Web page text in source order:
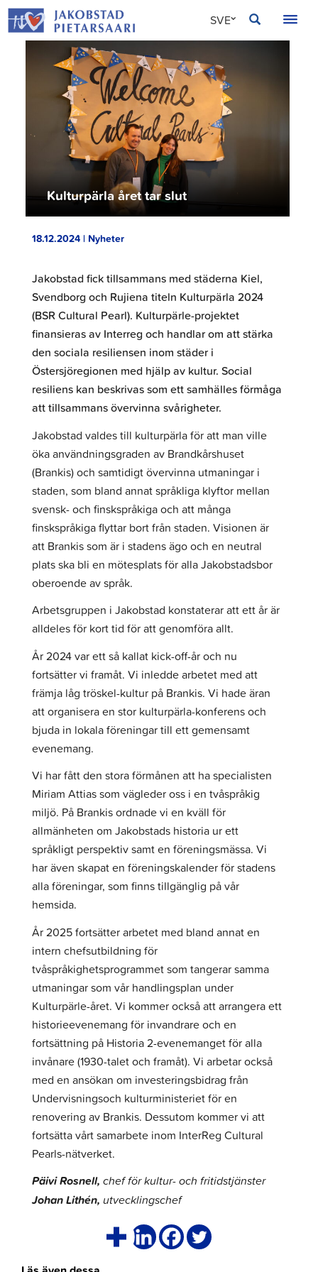
Hoppa
till
innehållet
SVE
ENG
Kulturpärla året tar slut
18.12.2024 | Nyheter
Jakobstad fick tillsammans med städerna Kiel,
Svendborg och Rujiena titeln Kulturpärla 2024
(BSR Cultural Pearl). Kulturpärle-projektet
finansieras av Interreg och handlar om att stärka
den sociala resiliensen inom städer i
Östersjöregionen med hjälp av kultur. Social
resiliens kan beskrivas som ett samhälles förmåga
att tillsammans övervinna svårigheter.
Jakobstad valdes till kulturpärla för att man ville
öka användningsgraden av Brandkårshuset
(Brankis) och samtidigt övervinna utmaningar i
staden, som bland annat språkliga klyftor mellan
svensk- och finskspråkiga och att många
finskspråkiga flyttar bort från staden. Visionen är
att Brankis som är i stadens ägo och en neutral
plats ska bli en mötesplats för alla Jakobstadsbor
oberoende av språk.
Arbetsgruppen i Jakobstad konstaterar att ett år är
alldeles för kort tid för att genomföra allt.
År 2024 var ett så kallat kick-off-år och nu
fortsätter vi framåt. Vi inledde arbetet med att
främja låg tröskel-kultur på Brankis. Vi hade äran
att organisera en stor kulturpärla-konferens och
bjuda in lokala föreningar till ett gemensamt
evenemang.
Vi har fått den stora förmånen att ha specialisten
Miriam Attias som vägleder oss i en tvåspråkig
miljö. På Brankis ordnade vi en kväll för
allmänheten om Jakobstads historia ur ett
språkligt perspektiv samt en föreningsmässa. Vi
har även skapat en föreningskalender för stadens
alla föreningar, som finns tillgänglig på vår
hemsida.
År 2025 fortsätter arbetet med bland annat en
intern chefsutbildning för
tvåspråkighetsprogrammet som tangerar samma
utmaningar som vår handlingsplan under
Kulturpärle-året. Vi kommer också att arrangera ett
historieevenemang för invandrare och en
fortsättning på Historia 2-evenemanget för alla
invånare (1930-talet och framåt). Vi arbetar också
med en ansökan om investeringsbidrag från
Undervisningsoch kulturministeriet för en
renovering av Brankis. Dessutom kommer vi att
fortsätta vårt samarbete inom InterReg Cultural
Pearls-nätverket.
Päivi Rosnell,chef för kultur- och fritidstjänster
Johan Lithén,utvecklingschef